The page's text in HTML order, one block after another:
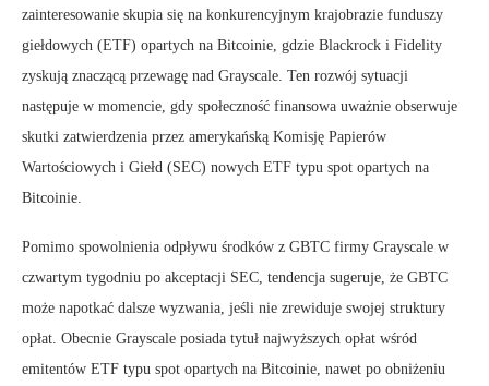
zainteresowanie skupia się na konkurencyjnym krajobrazie funduszy
giełdowych (ETF) opartych na Bitcoinie, gdzie Blackrock i Fidelity
zyskują znaczącą przewagę nad Grayscale. Ten rozwój sytuacji
następuje w momencie, gdy społeczność finansowa uważnie obserwuje
skutki zatwierdzenia przez amerykańską Komisję Papierów
Wartościowych i Giełd (SEC) nowych ETF typu spot opartych na
Bitcoinie.
Pomimo spowolnienia odpływu środków z GBTC firmy Grayscale w
czwartym tygodniu po akceptacji SEC, tendencja sugeruje, że GBTC
może napotkać dalsze wyzwania, jeśli nie zrewiduje swojej struktury
opłat. Obecnie Grayscale posiada tytuł najwyższych opłat wśród
emitentów ETF typu spot opartych na Bitcoinie, nawet po obniżeniu